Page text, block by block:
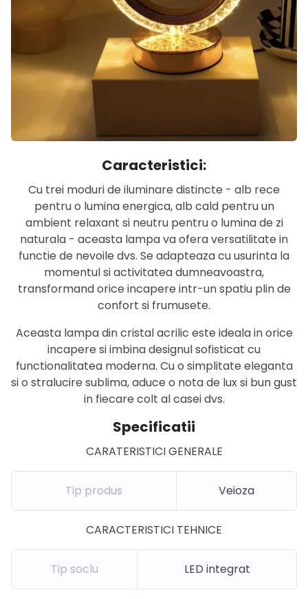
Caracteristici:
Cu trei moduri de iluminare distincte - alb rece
pentru o lumina energica, alb cald pentru un
ambient relaxant si neutru pentru o lumina de zi
naturala - aceasta lampa va ofera versatilitate in
functie de nevoile dvs. Se adapteaza cu usurinta la
momentul si activitatea dumneavoastra,
transformand orice incapere intr-un spatiu plin de
confort si frumusete.
Aceasta lampa din cristal acrilic este ideala in orice
incapere si imbina designul sofisticat cu
functionalitatea moderna. Cu o simplitate eleganta
si o stralucire sublima, aduce o nota de lux si bun gust
in fiecare colt al casei dvs.
Specificatii
CARATERISTICI GENERALE
Tip produs Veioza
CARACTERISTICI TEHNICE
Tip soclu LED integrat